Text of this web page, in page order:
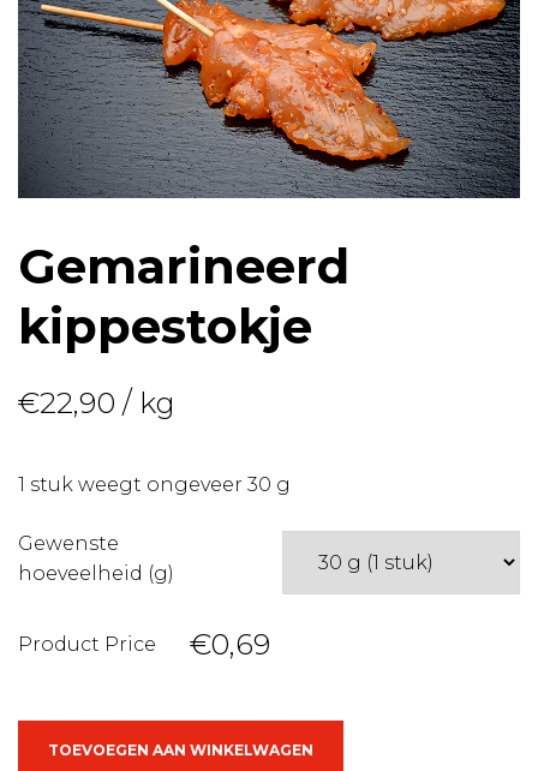
Gemarineerd
kippestokje
€22,90 / kg
1 stuk weegt ongeveer 30 g
Gewenste
hoeveelheid (g)
Product Price €0,69
TOEVOEGEN AAN WINKELWAGEN